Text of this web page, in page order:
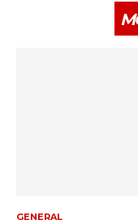
GENERAL